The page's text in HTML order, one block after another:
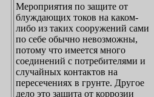
Мероприятия по защите от
блуждающих токов на каком-
либо из таких сооружений сами
по себе обычно невозможны,
потому что имеется много
соединений с потребителями и
случайных контактов на
пересечениях в грунте. Другое
дело это защита от коррозии